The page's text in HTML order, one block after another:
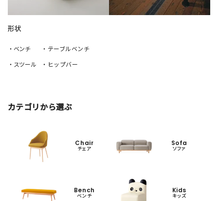
形状
・ベンチ
・スツール
・テーブルベンチ
・ヒップバー
カテゴリから選ぶ
Chair
チェア
Sofa
ソファ
Bench
ベンチ
Kids
キッズ